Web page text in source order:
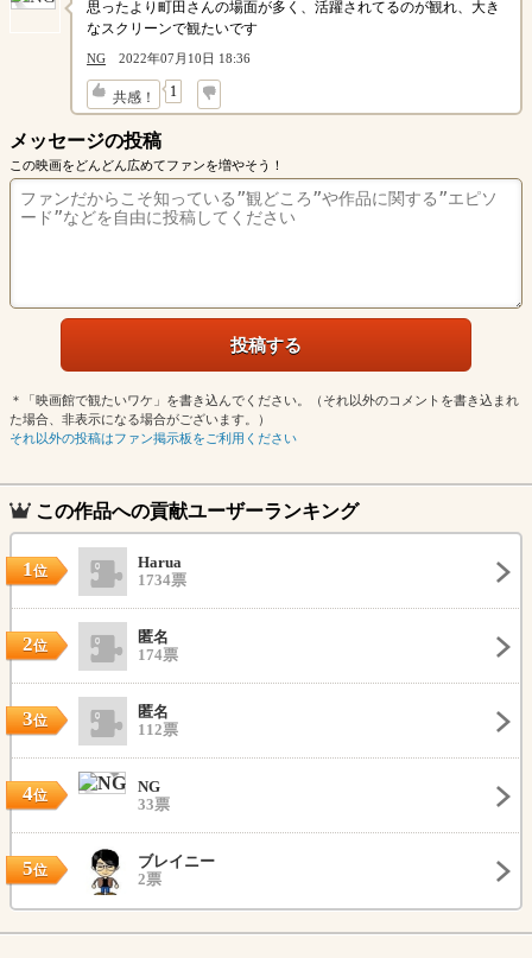
思ったより町田さんの場面が多く、活躍されてるのが観れ、大き
なスクリーンで観たいです
NG 2022年07月10日 18:36
共感！ 1
↓
メッセージの投稿
この映画をどんどん広めてファンを増やそう！
＊「映画館で観たいワケ」を書き込んでください。（それ以外のコメントを書き込まれ
た場合、非表示になる場合がございます。）
それ以外の投稿はファン掲示板をご利用ください
この作品への貢献ユーザーランキング
1位
Harua
1734票
2位
匿名
174票
3位
匿名
112票
4位
NG
33票
5位
ブレイニー
2票